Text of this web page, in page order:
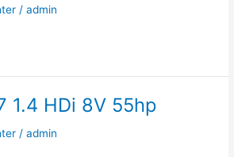
/admin
1.4 HDi 8V 55hp
/admin